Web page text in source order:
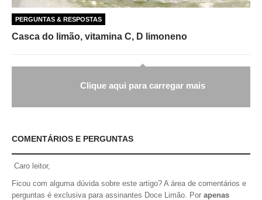
PERGUNTAS & RESPOSTAS
Casca do limão, vitamina C, D limoneno
Clique aqui para carregar mais
COMENTÁRIOS E PERGUNTAS
Caro leitor,
Ficou com alguma dúvida sobre este artigo? A área de comentários e
perguntas é exclusiva para assinantes Doce Limão. Por apenas